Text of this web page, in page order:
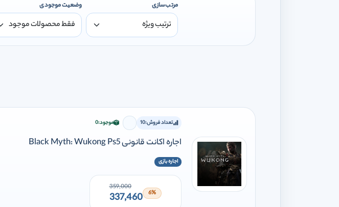
مرتب‌سازی وضعیت موجودی
تعداد فروش:10 برای افزودن وارد شوید
موجود:0
اجاره اکانت قانونی Black Myth: Wukong Ps5
اجاره بازی
6%
359,000
337,460